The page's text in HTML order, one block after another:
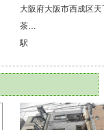
大阪府大阪市西成区天
茶…
駅